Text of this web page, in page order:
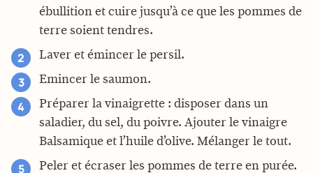
ébullition et cuire jusqu’à ce que les pommes de
terre soient tendres.
Laver et émincer le persil.
Emincer le saumon.
Préparer la vinaigrette : disposer dans un
saladier, du sel, du poivre. Ajouter le vinaigre
Balsamique et l’huile d’olive. Mélanger le tout.
Peler et écraser les pommes de terre en purée.